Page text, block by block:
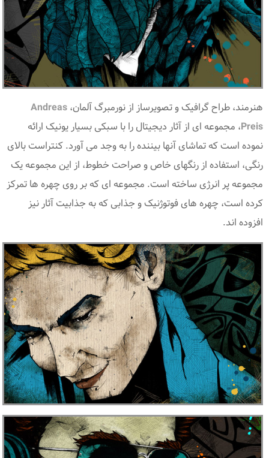
هنرمند، طراح گرافیک و تصویرساز از نورمبرگ آلمان،Andreas
Preis، مجموعه ای از آثار دیجیتال را با سبکی بسیار یونیک ارائه
نموده است که تماشای آنها بیننده را به وجد می آورد. کنتراست بالای
رنگی، استفاده از رنگهای خاص و صراحت خطوط، از این مجموعه یک
مجموعه پر انرژی ساخته است. مجموعه ای که بر روی چهره ها تمرکز
کرده است، چهره های فوتوژنیک و جذابی که به جذابیت آثار نیز
افزوده اند.